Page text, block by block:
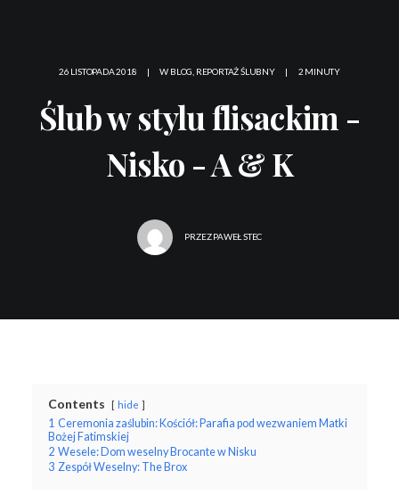
26 LISTOPADA 2018 | W BLOG REPORTAŻ ŚLUBNY | 2 MINUTY
Ślub w stylu flisackim -
Nisko - A & K
PRZEZPAWEŁ STEC
Contents hide
1 Ceremonia zaślubin: Kościół: Parafia pod wezwaniem Matki
Bożej Fatimskiej
2 Wesele: Dom weselny Brocante w Nisku
3 Zespół Weselny: The Brox